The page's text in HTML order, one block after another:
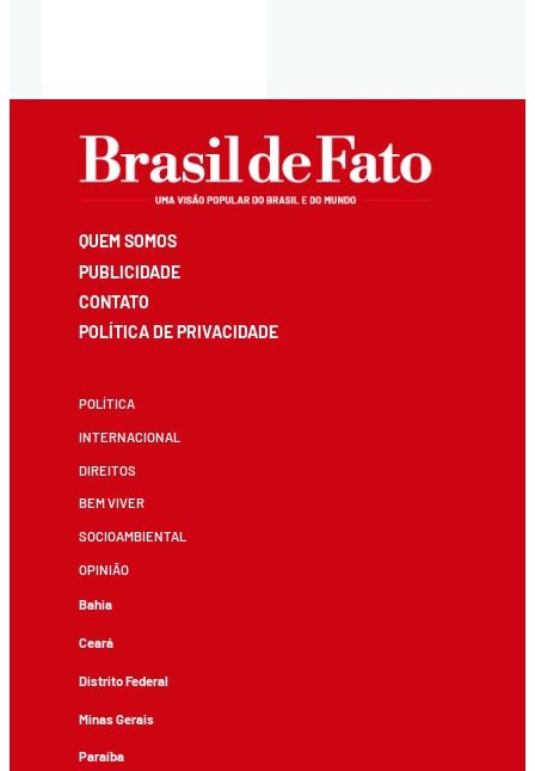
QUEM SOMOS
PUBLICIDADE
CONTATO
POLÍTICA DE PRIVACIDADE
POLÍTICA
INTERNACIONAL
DIREITOS
BEM VIVER
SOCIOAMBIENTAL
OPINIÃO
Bahia
Ceará
Distrito Federal
Minas Gerais
Paraíba